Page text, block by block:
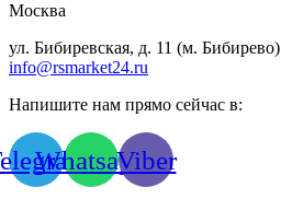
Москва
ул. Бибиревская, д. 11 (м. Бибирево)
info@rsmarket24.ru
Напишите нам прямо сейчас в:
WhatsappViber